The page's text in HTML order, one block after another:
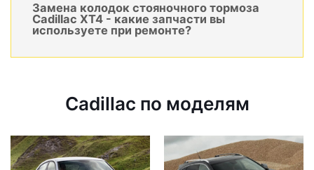
Замена колодок стояночного тормоза
Cadillac XT4 - какие запчасти вы
используете при ремонте?
Cadillac по моделям